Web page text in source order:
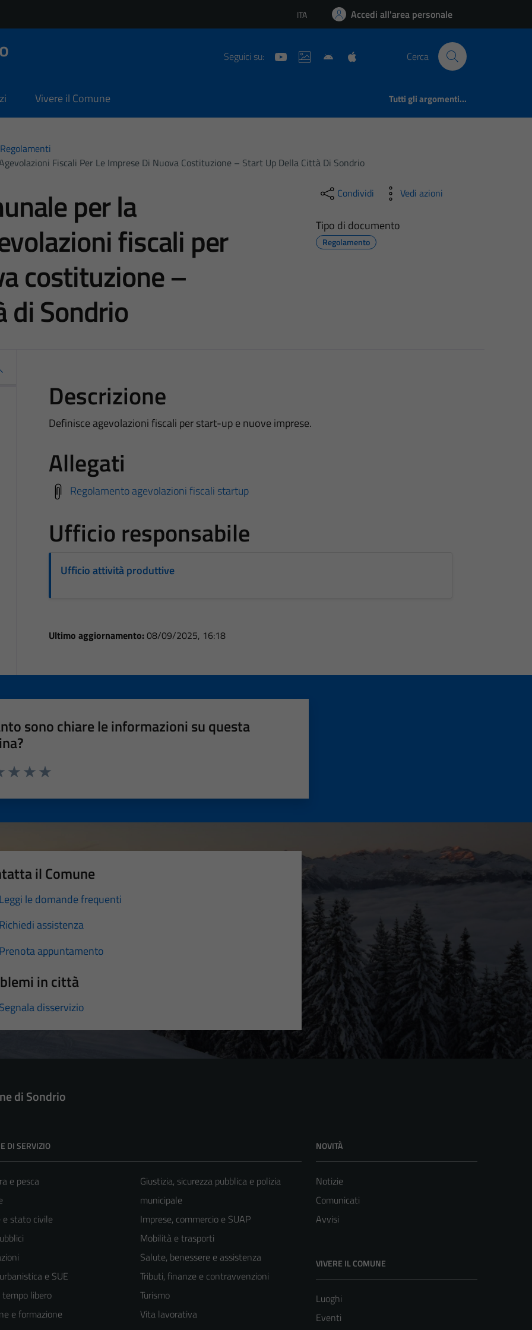
Lingua attiva:
ITA Accedi all'area personale
Seguici su: Cerca
Vivere il Comune Tutti gli argomenti...
Regolamenti
Fiscali Per Le Imprese Di Nuova Costituzione – Start Up Della Città Di Sondrio
per la
fiscali per
costituzione –
di Sondrio
Condividi Vedi azioni
Tipo di documento
Regolamento
Descrizione
Definisce agevolazioni fiscali per start-up e nuove imprese.
Allegati
Regolamento agevolazioni fiscali startup
Ufficio responsabile
Ufficio attività produttive
Ultimo aggiornamento: 08/09/2025, 16:18
sono chiare le informazioni su questa
il Comune
Leggi le domande frequenti
Richiedi assistenza
Prenota appuntamento
in città
Segnala disservizio
di Sondrio
DI SERVIZIO
e pesca
e stato civile
e SUE
libero
e formazione
Giustizia, sicurezza pubblica e polizia
municipale
Imprese, commercio e SUAP
Mobilità e trasporti
Salute, benessere e assistenza
Tributi, finanze e contravvenzioni
Turismo
Vita lavorativa
NOVITÀ
Notizie
Comunicati
Avvisi
VIVERE IL COMUNE
Luoghi
Eventi